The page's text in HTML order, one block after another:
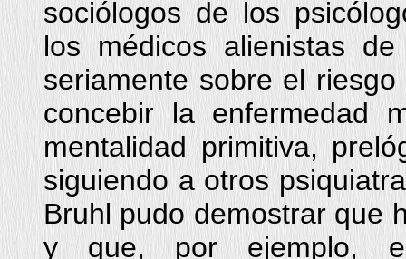
sociólogos de los
los médicos alienistas
seriamente sobre el
concebir la enfermedad
mentalidad primitiva,
siguiendo a otros
Bruhl pudo demostrar que
y que, por ejemplo,